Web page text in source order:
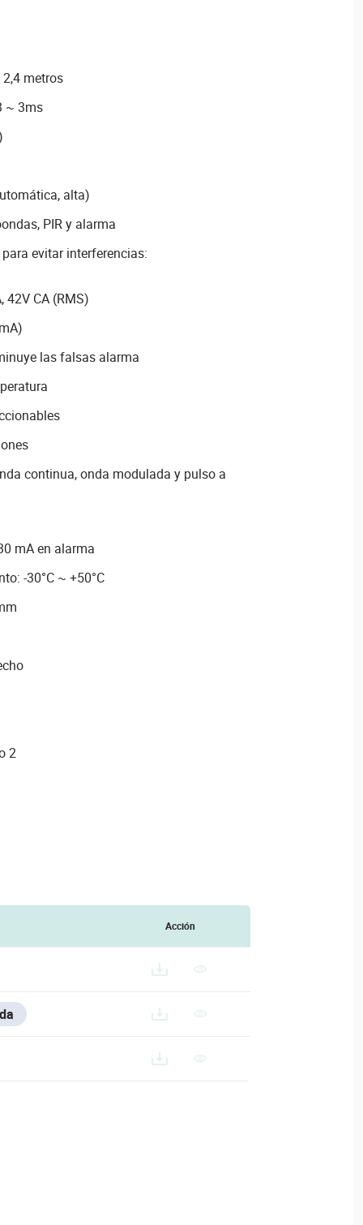
metros
~ 3ms
alta)
PIR y alarma
evitar interferencias:
42V CA (RMS)
las falsas alarma
continua, onda modulada y pulso a
mA en alarma
-30°C ~ +50°C
2
Acción